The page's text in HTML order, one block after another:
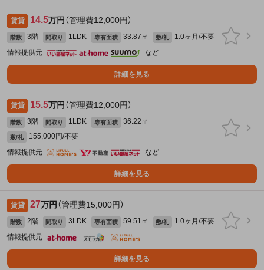
賃貸 14.5万円 （管理費12,000円）
階数 3階 間取り 1LDK 専有面積 33.87㎡ 敷/礼
1.0ヶ月/不要
情報提供元
など
詳細を見る
賃貸 15.5万円 （管理費12,000円）
階数 3階 間取り 1LDK 専有面積 36.22㎡
敷/礼
155,000円/不要
情報提供元
など
詳細を見る
賃貸 27万円 （管理費15,000円）
階数 2階 間取り 3LDK 専有面積 59.51㎡ 敷/礼
1.0ヶ月/不要
情報提供元
詳細を見る